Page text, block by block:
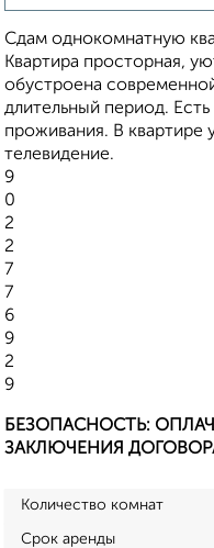
Сдам однокомнатную
Квартира просторная,
обустроена
длительный период.
проживания. В квартире
телевидение.
9
0
2
2
7
7
6
9
2
9
БЕЗОПАСНОСТЬ:
ЗАКЛЮЧЕНИЯ
Количество комнат
Срок аренды